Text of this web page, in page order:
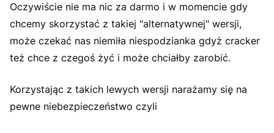
Oczywiście nie ma nic za darmo i w momencie gdy
chcemy skorzystać z takiej "alternatywnej" wersji,
może czekać nas niemiła niespodzianka gdyż cracker
też chce z czegoś żyć i może chciałby zarobić.
Korzystając z takich lewych wersji narażamy się na
pewne niebezpieczeństwo czyli